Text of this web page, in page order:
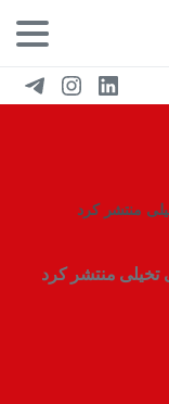
منتشر کرد
منتشر کرد